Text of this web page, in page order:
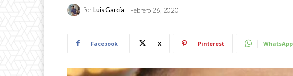
PorLuis García Febrero 26, 2020
Facebook X Pinterest WhatsApp